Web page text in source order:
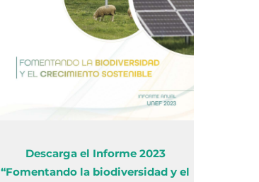
Descarga el Informe 2023
“Fomentando la biodiversidad y el